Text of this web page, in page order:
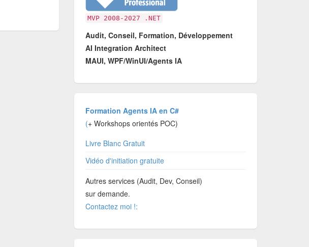
MVP 2008-2027 .NET
Audit, Conseil, Formation, Développement
AI Integration Architect
MAUI, WPF/WinUI/Agents IA
Formation Agents IA en C#
(+ Workshops orientés POC)
Livre Blanc Gratuit
Vidéo d'initiation gratuite
Autres services (Audit, Dev, Conseil)
sur demande.
Contactez moi !: